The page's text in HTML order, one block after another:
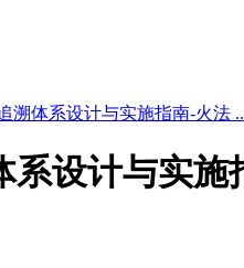
溯体系设计与实施指南-火法
系设计与实